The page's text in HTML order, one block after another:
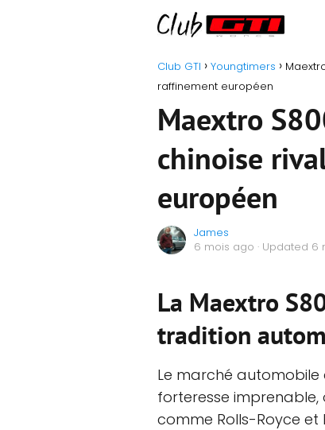
Club GTI Youngtimers
raffinement européen
Maextro
chinoise
européen
James
6 mois ago · Updated 6
La Maextro
tradition
Le marché
forteresse
comme Rolls-Royce et